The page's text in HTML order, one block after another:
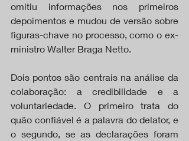
omitiu informações nos primeiros
depoimentos e mudou de versão sobre
figuras-chave no processo, como o ex-
ministro Walter Braga Netto.
Dois pontos são centrais na análise da
colaboração: a credibilidade e a
voluntariedade. O primeiro trata do
quão confiável é a palavra do delator, e
o segundo, se as declarações foram